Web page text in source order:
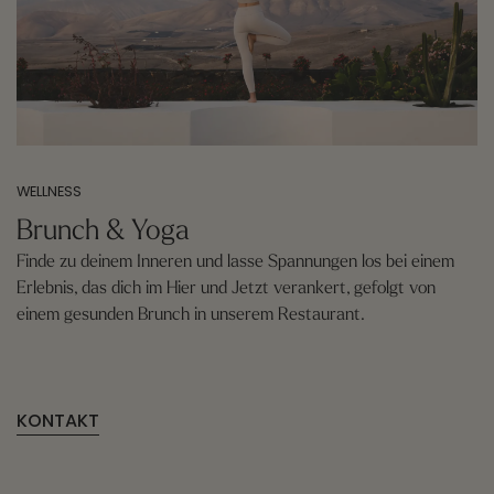
WELLNESS
Brunch & Yoga
Finde zu deinem Inneren und lasse Spannungen los bei einem
Erlebnis, das dich im Hier und Jetzt verankert, gefolgt von
einem gesunden Brunch in unserem Restaurant.
KONTAKT